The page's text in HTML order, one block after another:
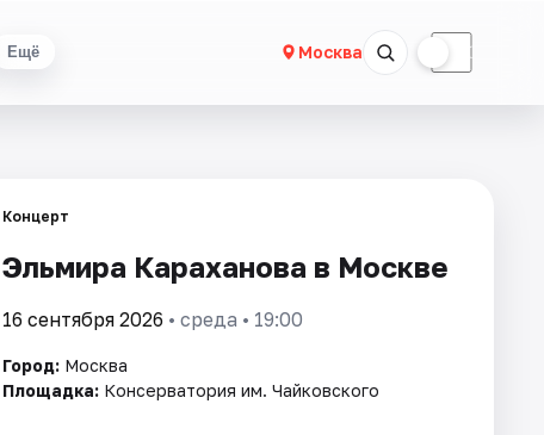
Ещё Москва ☾
Концерт
Эльмира Караханова в Москве
16 сентября 2026 • среда • 19:00
Город: Москва
Площадка: Консерватория им. Чайковского